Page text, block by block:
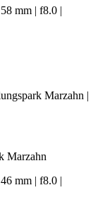
mm | f8.0 |
Marzahn
mm | f8.0 |